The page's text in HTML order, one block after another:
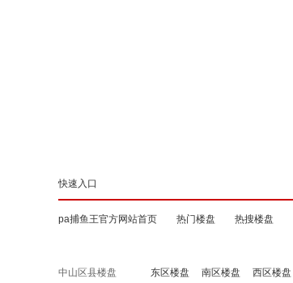
快速入口
pa捕鱼王官方网站首页 热门楼盘 热搜楼盘
中山区县楼盘 东区楼盘 南区楼盘 西区楼盘